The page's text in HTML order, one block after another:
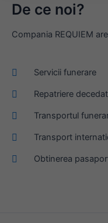
De ce noi?
Compania REQUIEM
Servicii funerare
Repatriere
Transportul
Transport
Obtinerea